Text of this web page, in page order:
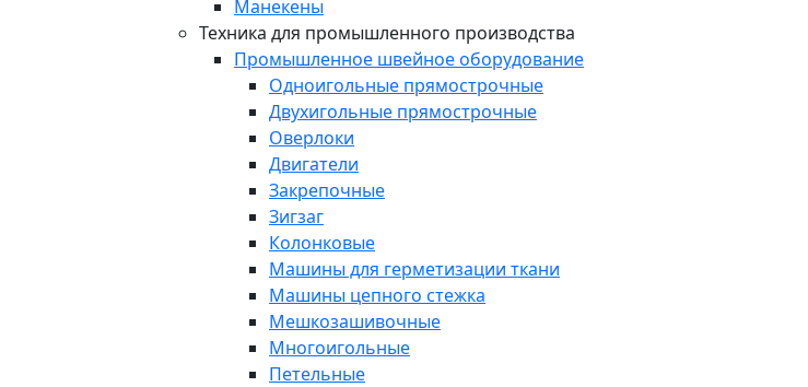
Манекены
Техника для промышленного производства
Промышленное швейное оборудование
Одноигольные прямострочные
Двухигольные прямострочные
Оверлоки
Двигатели
Закрепочные
Зигзаг
Колонковые
Машины для герметизации ткани
Машины цепного стежка
Мешкозашивочные
Многоигольные
Петельные